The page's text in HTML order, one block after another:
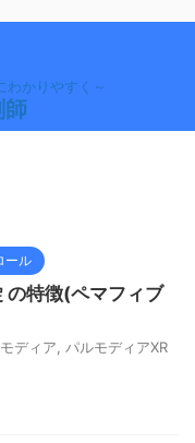
わかりやすく～
師
ール
の特徴(ペマフィブ
ディア
パルモディアXR